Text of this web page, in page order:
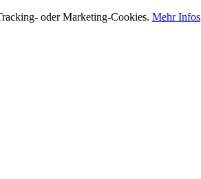
oder Marketing-Cookies. Mehr Infos